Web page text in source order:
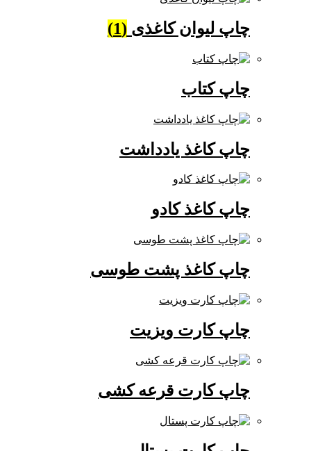
چاپ لیوان کاغذی(1)
چاپ کتاب
چاپ کاغذ یادداشت
چاپ کاغذ کادو
چاپ کاغذ پشت طوسی
چاپ کارت ویزیت
چاپ کارت قرعه کشی